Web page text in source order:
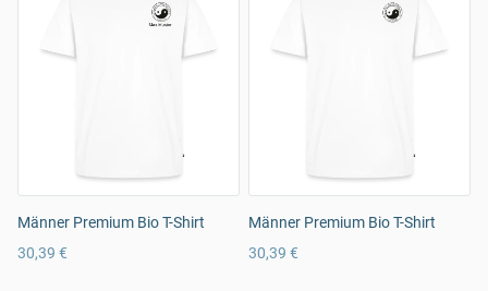
Männer Premium Bio T-Shirt
30,39 €
Männer Premium Bio T-Shirt
30,39 €